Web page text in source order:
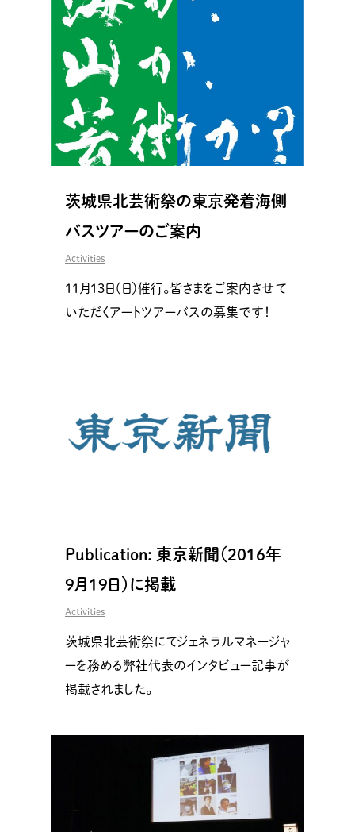
茨城県北芸術祭の東京発着海側
バスツアーのご案内
Activities
11月13日（日）催行。皆さまをご案内させて
いただくアートツアーバスの募集です！
Publication: 東京新聞（2016年
9月19日）に掲載
Activities
茨城県北芸術祭にてジェネラルマネージャ
ーを務める弊社代表のインタビュー記事が
掲載されました。